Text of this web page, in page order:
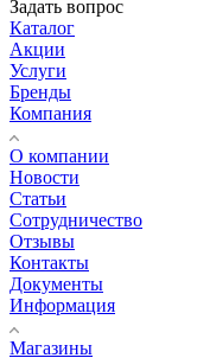
Задать вопрос
Каталог
Акции
Услуги
Бренды
Компания
О компании
Новости
Статьи
Сотрудничество
Отзывы
Контакты
Документы
Информация
Магазины